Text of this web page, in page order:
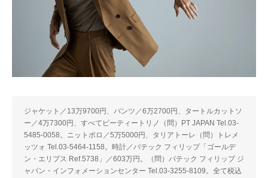
ジャケット／13万9700円、パンツ／6万2700円、タートルカットソ
ー／4万7300円、すべてピーティートリノ（問）PT JAPAN Tel.03-
5485-0058。ニットポロ／5万5000円、タリアトーレ（問）トレメ
ッツォ Tel.03-5464-1158。時計／パテック フィリップ「ゴールデ
ン・エリプス Ref.5738」／603万円。（問）パテック フィリップ ジ
ャパン・インフォメーションセンター Tel.03-3255-8109。全て税込